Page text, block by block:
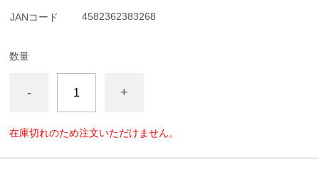
JANコード 4582362383268
数量
- +
在庫切れのため注文いただけません。